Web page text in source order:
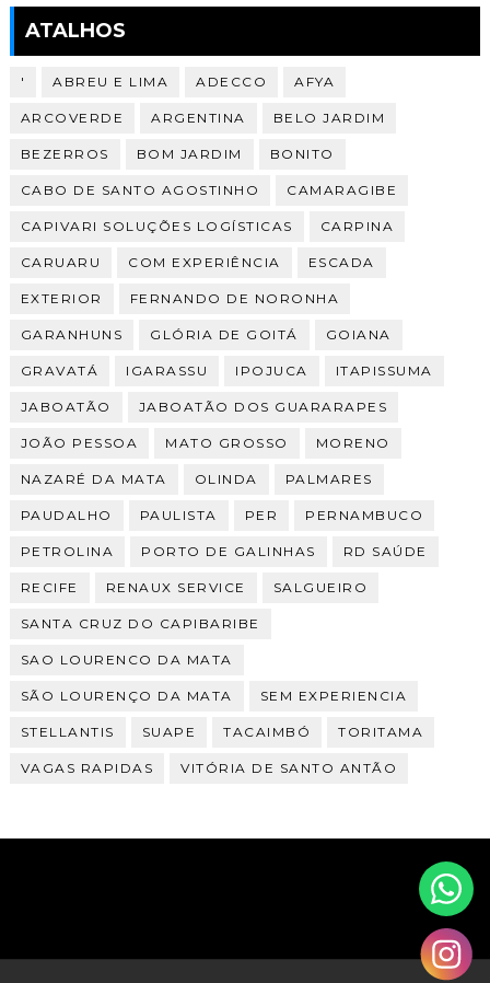
ATALHOS
' ABREU E LIMA ADECCO AFYA
ARCOVERDE ARGENTINA BELO JARDIM
BEZERROS BOM JARDIM BONITO
CABO DE SANTO AGOSTINHO CAMARAGIBE
CAPIVARI SOLUÇÕES LOGÍSTICAS CARPINA
CARUARU COM EXPERIÊNCIA ESCADA
EXTERIOR FERNANDO DE NORONHA
GARANHUNS GLÓRIA DE GOITÁ GOIANA
GRAVATÁ IGARASSU IPOJUCA ITAPISSUMA
JABOATÃO JABOATÃO DOS GUARARAPES
JOÃO PESSOA MATO GROSSO MORENO
NAZARÉ DA MATA OLINDA PALMARES
PAUDALHO PAULISTA PER PERNAMBUCO
PETROLINA PORTO DE GALINHAS RD SAÚDE
RECIFE RENAUX SERVICE SALGUEIRO
SANTA CRUZ DO CAPIBARIBE
SAO LOURENCO DA MATA
SÃO LOURENÇO DA MATA SEM EXPERIENCIA
STELLANTIS SUAPE TACAIMBÓ TORITAMA
VAGAS RAPIDAS VITÓRIA DE SANTO ANTÃO